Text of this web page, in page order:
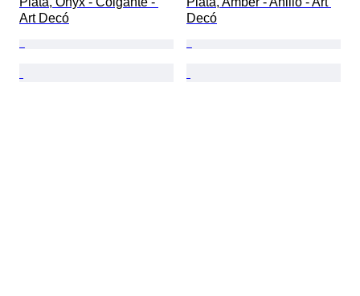
Art Decó
Decó